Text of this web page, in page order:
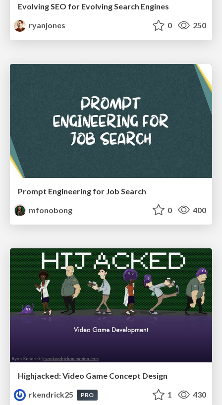
Evolving SEO for Evolving Search Engines
ryanjones
0 250
Prompt Engineering for Job Search
mfonobong
0 400
Highjacked: Video Game Concept Design
rkendrick25
PRO 1 430